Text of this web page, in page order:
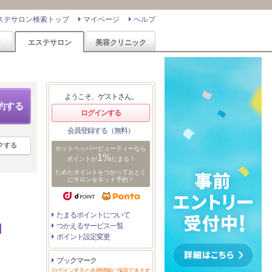
ヘルプ
マイページ
テサロン検索トップ
エステサロン 美容クリニック
する
する
ようこそ、ゲストさん。
ログインする
会員登録する（無料）
ホットペッパービューティーなら
ポイントが1%たまる！
ためたポイントをつかっておとく
にサロンをネット予約！
たまるポイントについて
つかえるサービス一覧
ポイント設定変更
ブックマーク
ログインすると会員情報に保存できます